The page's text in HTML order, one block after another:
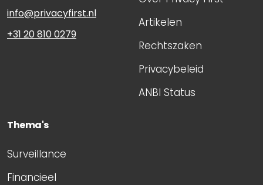
info@privacyfirst.nl
+31 20 810 0279
Artikelen
Rechtszaken
Privacybeleid
ANBI Status
Thema's
Surveillance
Financieel